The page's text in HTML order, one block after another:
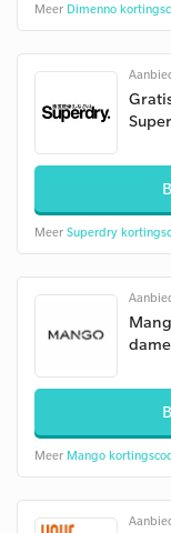
Meer Dimenno
Meer Superdry
Meer Mango